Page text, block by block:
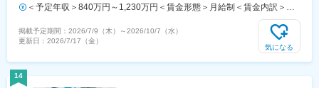
京王線／京王新線幡ヶ谷駅受動喫煙対策：屋内全面禁煙変更の範囲：会
＜予定年収＞840万円～1,230万円＜賃金形態＞月給制＜賃金内訳＞月
額（基本給）：414,000円～751,000円＜月給＞414,000円～751,000円
＜昇給有無＞有＜残業手当＞有＜給与補足＞※年収は経験・能力等を考
慮し、同社規定により決定■賞与あり（年2回）■昇給・昇格あり（年1
掲載予定期間： 2026/7/9（木） ～2026/10/7（水）
更新日： 2026/7/17（金）
気になる
14